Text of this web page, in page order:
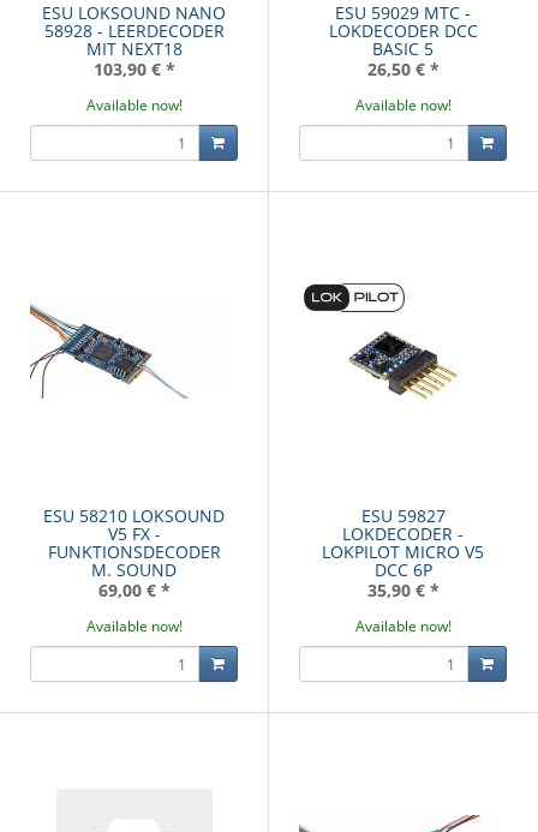
ESU LOKSOUND NANO
58928 - LEERDECODER
MIT NEXT18
103,90 € *
Available now!
ESU 59029 MTC -
LOKDECODER DCC
BASIC 5
26,50 € *
Available now!
ESU 58210 LOKSOUND
V5 FX -
FUNKTIONSDECODER
M. SOUND
69,00 € *
Available now!
ESU 59827
LOKDECODER -
LOKPILOT MICRO V5
DCC 6P
35,90 € *
Available now!